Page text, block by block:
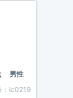
男性
ic0219